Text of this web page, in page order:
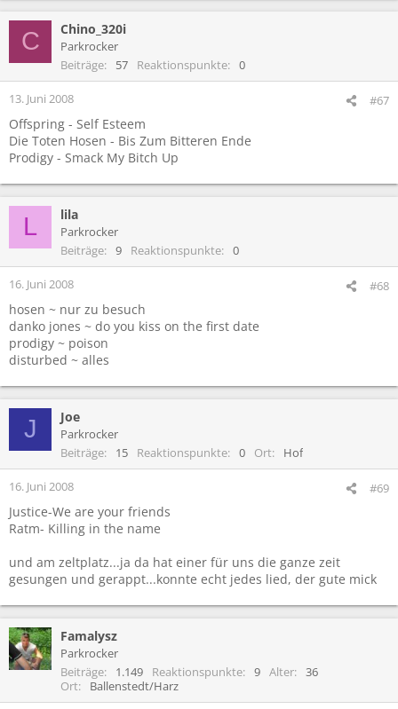
C Chino_320i
Parkrocker
Beiträge
57 Reaktionspunkte 0
13. Juni 2008 #67
Offspring - Self Esteem
Die Toten Hosen - Bis Zum Bitteren Ende
Prodigy - Smack My Bitch Up
L lila
Parkrocker
Beiträge
9 Reaktionspunkte 0
16. Juni 2008 #68
hosen ~ nur zu besuch
danko jones ~ do you kiss on the first date
prodigy ~ poison
disturbed ~ alles
J Joe
Parkrocker
Beiträge
15 Reaktionspunkte 0 Ort Hof
16. Juni 2008 #69
Justice-We are your friends
Ratm- Killing in the name
und am zeltplatz...ja da hat einer für uns die ganze zeit
gesungen und gerappt...konnte echt jedes lied, der gute mick
Famalysz
Parkrocker
Beiträge
1.149 Reaktionspunkte 9 Alter
36
Ort
Ballenstedt/Harz